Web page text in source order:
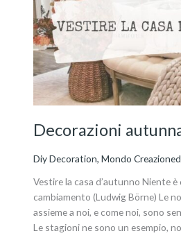
Decorazioni
Diy Decoration,Mondo
Vestire la casa d’autunno Niente
cambiamento (Ludwig Börne) Le
assieme a noi, e come noi, sono
Le stagioni ne sono un esempio,